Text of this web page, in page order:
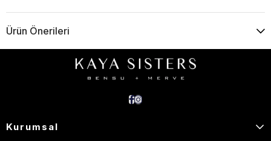
Ürün Önerileri
Kurumsal